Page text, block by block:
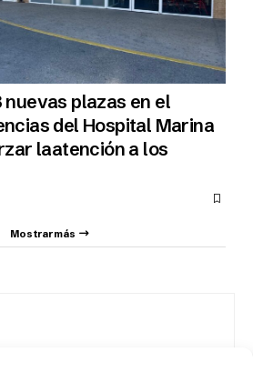
nuevas plazas en el
del Hospital Marina
laatención a los
Mostrar más